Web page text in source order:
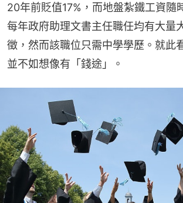
20年前貶值17%，而地盤紮鐵工資隨
每年政府助理文書主任職任均有大量
徵，然而該職位只需中學學歷。就此
並不如想像有「錢途」。